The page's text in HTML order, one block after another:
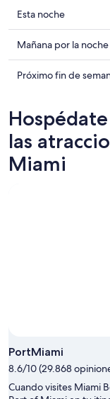
Ver
precios
de
propiedades
en
esta
noche,
8
ago
Esta noche
Ver
precios
de
Miami
mañana
por
Mañana por la noche
Ver
propiedades
en
Miami
para
Próximo fin de
las
Miami
PortMiami
8.6/10 (29.868
Cuando visites Miami